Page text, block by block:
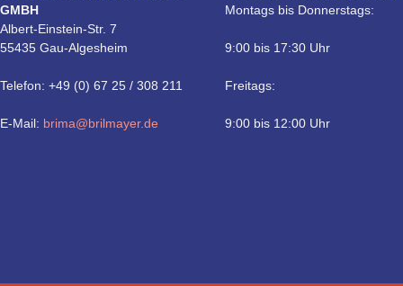
GMBH
Albert-Einstein-Str. 7
55435 Gau-Algesheim
Telefon: +49 (0) 67 25 / 308 211
E-Mail: brima@brilmayer.de
Montags bis Donnerstags:
9:00 bis 17:30 Uhr
Freitags:
9:00 bis 12:00 Uhr